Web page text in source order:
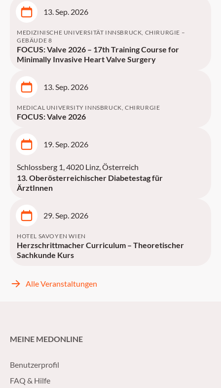
13. Sep. 2026
MEDIZINISCHE UNIVERSITÄT INNSBRUCK, CHIRURGIE –
GEBÄUDE 8
FOCUS: Valve 2026 – 17th Training Course for
Minimally Invasive Heart Valve Surgery
13. Sep. 2026
MEDICAL UNIVERSITY INNSBRUCK, CHIRURGIE
FOCUS: Valve 2026
19. Sep. 2026
Schlossberg 1, 4020 Linz, Österreich
13. Oberösterreichischer Diabetestag für
ÄrztInnen
29. Sep. 2026
HOTEL SAVOYEN WIEN
Herzschrittmacher Curriculum – Theoretischer
Sachkunde Kurs
Alle Veranstaltungen
MEINE MEDONLINE
Benutzerprofil
FAQ & Hilfe